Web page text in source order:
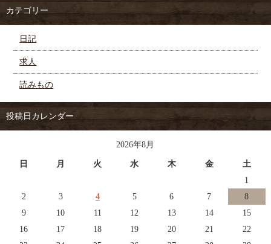
カテゴリー
日記
求人
読みもの
投稿日カレンダー
2026年8月
日 月 火 水 木 金
土
1
2
3 4 5 6 7
8
9
10 11 12 13 14
15
16
17 18 19 20 21
22